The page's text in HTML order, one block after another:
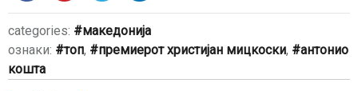
categories:
македонија
ознаки:
топ, премиерот христијан мицкоски,
антонио
кошта